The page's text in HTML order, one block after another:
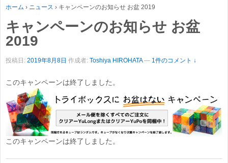
ホーム › ニュース › キャンペーンのお知らせ お盆 2019
キャンペーンのお知らせ お盆
2019
投稿日: 2019年8月8日 作成者: Toshiya HIROHATA — 1件のコメント ↓
このキャンペーンは終了しました。
このキャンペーンは終了しました。